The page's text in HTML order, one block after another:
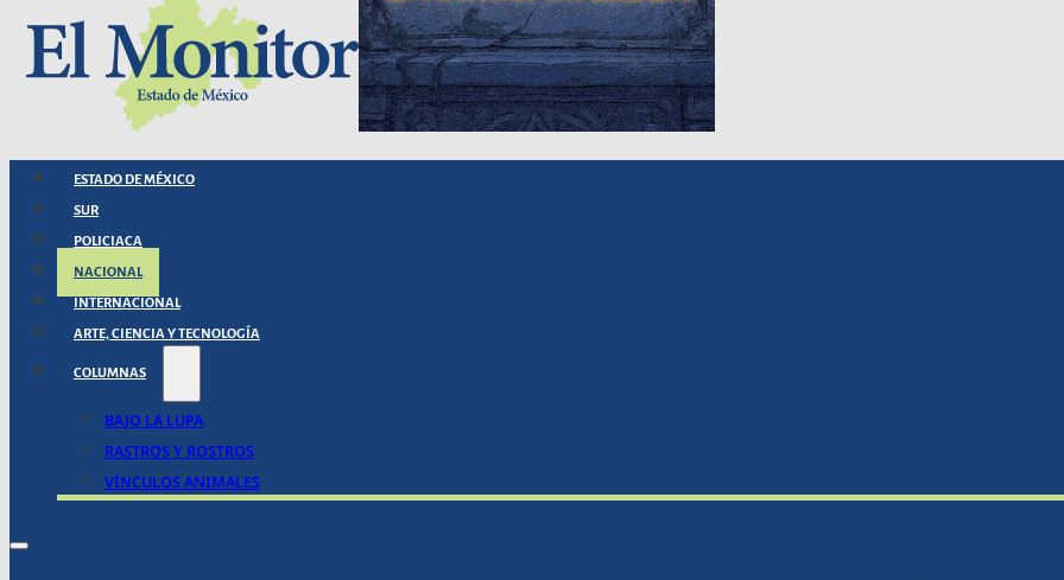
ESTADO DE MÉXICO
SUR
POLICIACA
NACIONAL
INTERNACIONAL
ARTE, CIENCIA Y TECNOLOGÍA
COLUMNAS
BAJO LA LUPA
RASTROS Y ROSTROS
VÍNCULOS ANIMALES